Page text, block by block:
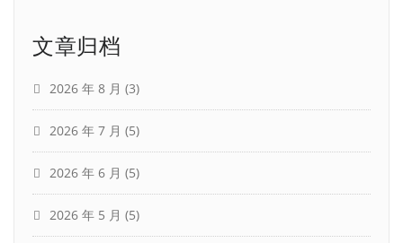
文章归档
2026 年 8 月 (3)
2026 年 7 月 (5)
2026 年 6 月 (5)
2026 年 5 月 (5)